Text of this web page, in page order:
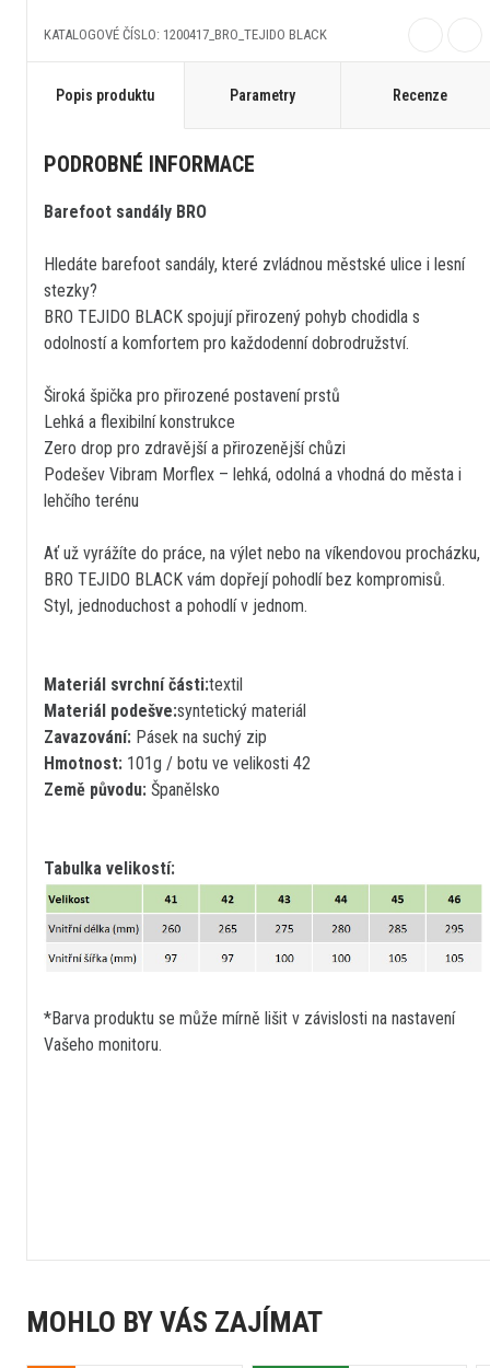
KATALOGOVÉ ČÍSLO: 1200417_BRO_TEJIDO BLACK
Popis produktu Parametry Recenze
PODROBNÉ INFORMACE
Barefoot sandály BRO
Hledáte barefoot sandály, které zvládnou městské ulice i lesní
stezky?
BRO TEJIDO BLACK spojují přirozený pohyb chodidla s
odolností a komfortem pro každodenní dobrodružství.
Široká špička pro přirozené postavení prstů
Lehká a flexibilní konstrukce
Zero drop pro zdravější a přirozenější chůzi
Podešev Vibram Morflex – lehká, odolná a vhodná do města i
lehčího terénu
Ať už vyrážíte do práce, na výlet nebo na víkendovou procházku,
BRO TEJIDO BLACK vám dopřejí pohodlí bez kompromisů.
Styl, jednoduchost a pohodlí v jednom.
Materiál svrchní části:textil
Materiál podešve:syntetický materiál
Zavazování: Pásek na suchý zip
Hmotnost: 101g / botu ve velikosti 42
Země původu: Španělsko
Tabulka velikostí:
*Barva produktu se může mírně lišit v závislosti na nastavení
Vašeho monitoru.
MOHLO BY VÁS ZAJÍMAT